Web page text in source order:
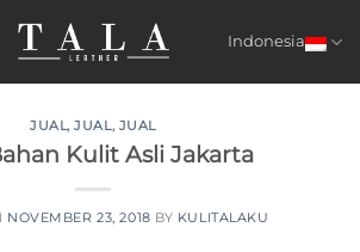
Indonesia
JUAL,JUAL, JUAL
Kulit Asli Jakarta
NOVEMBER 23, 2018 BY KULITALAKU